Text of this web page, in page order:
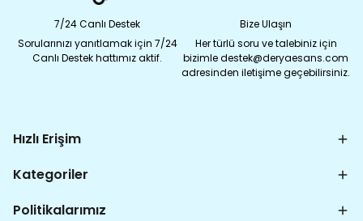
7/24 Canlı Destek
Sorularınızı yanıtlamak için 7/24
Canlı Destek hattımız aktif.
Bize Ulaşın
Her türlü soru ve talebiniz için
bizimle destek@deryaesans.com
adresinden iletişime geçebilirsiniz.
Hızlı Erişim
Kategoriler
Politikalarımız